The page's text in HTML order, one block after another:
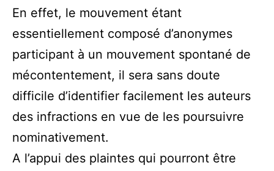
En effet, le mouvement étant
essentiellement composé d’anonymes
participant à un mouvement spontané de
mécontentement, il sera sans doute
difficile d’identifier facilement les auteurs
des infractions en vue de les poursuivre
nominativement.
A l’appui des plaintes qui pourront être